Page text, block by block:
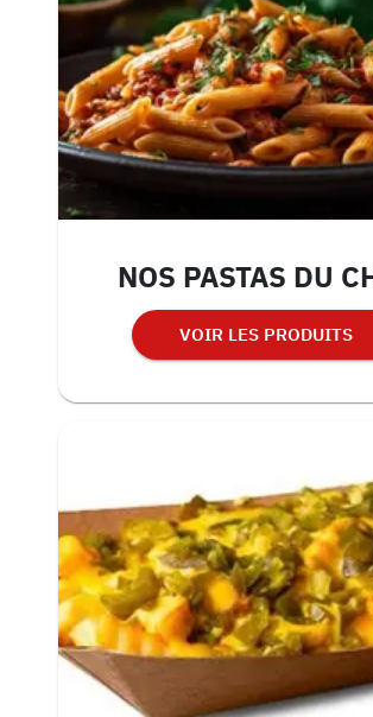
NOS PASTAS DU
VOIR LES PRODUITS